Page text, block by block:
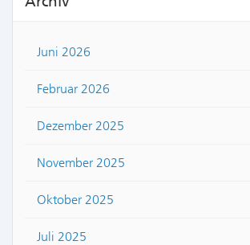
Juni 2026
Februar 2026
Dezember 2025
November 2025
Oktober 2025
Juli 2025